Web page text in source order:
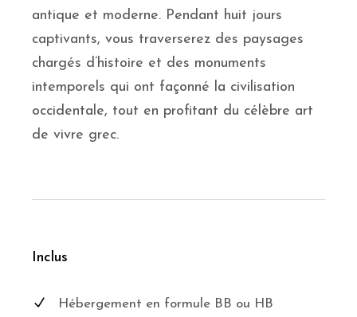
antique et moderne. Pendant huit jours
captivants, vous traverserez des paysages
chargés d’histoire et des monuments
intemporels qui ont façonné la civilisation
occidentale, tout en profitant du célèbre art
de vivre grec.
Inclus
Hébergement en formule BB ou HB